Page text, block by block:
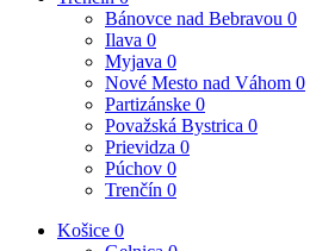
Bánovce nad Bebravou 0
Ilava 0
Myjava 0
Nové Mesto nad Váhom 0
Partizánske 0
Považská Bystrica 0
Prievidza 0
Púchov 0
Trenčín 0
Košice 0